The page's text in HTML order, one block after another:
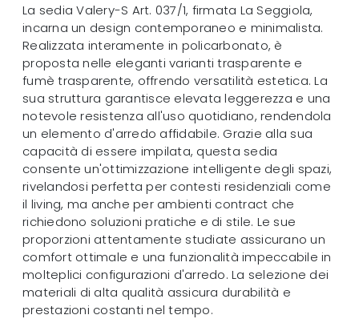
La sedia Valery-S Art. 037/1, firmata La Seggiola,
incarna un design contemporaneo e minimalista.
Realizzata interamente in policarbonato, è
proposta nelle eleganti varianti trasparente e
fumè trasparente, offrendo versatilità estetica. La
sua struttura garantisce elevata leggerezza e una
notevole resistenza all'uso quotidiano, rendendola
un elemento d'arredo affidabile. Grazie alla sua
capacità di essere impilata, questa sedia
consente un'ottimizzazione intelligente degli spazi,
rivelandosi perfetta per contesti residenziali come
il living, ma anche per ambienti contract che
richiedono soluzioni pratiche e di stile. Le sue
proporzioni attentamente studiate assicurano un
comfort ottimale e una funzionalità impeccabile in
molteplici configurazioni d'arredo. La selezione dei
materiali di alta qualità assicura durabilità e
prestazioni costanti nel tempo.